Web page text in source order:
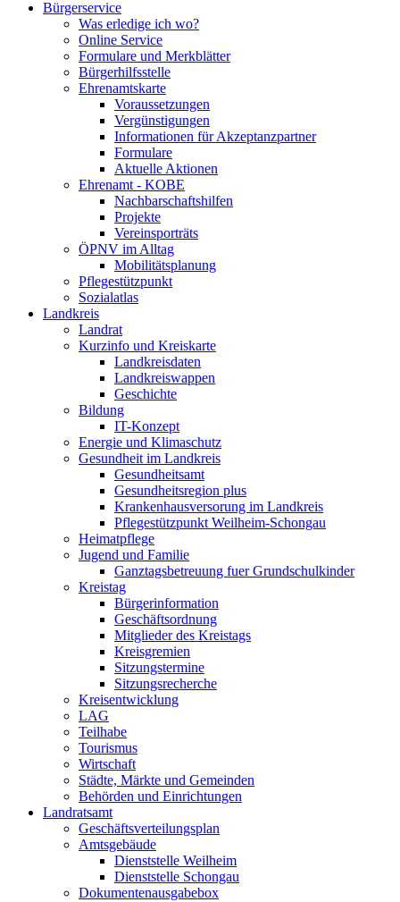
Bürgerservice
Was erledige ich wo?
Online Service
Formulare und Merkblätter
Bürgerhilfsstelle
Ehrenamtskarte
Voraussetzungen
Vergünstigungen
Informationen für Akzeptanzpartner
Formulare
Aktuelle Aktionen
Ehrenamt - KOBE
Nachbarschaftshilfen
Projekte
Vereinsporträts
ÖPNV im Alltag
Mobilitätsplanung
Pflegestützpunkt
Sozialatlas
Landkreis
Landrat
Kurzinfo und Kreiskarte
Landkreisdaten
Landkreiswappen
Geschichte
Bildung
IT-Konzept
Energie und Klimaschutz
Gesundheit im Landkreis
Gesundheitsamt
Gesundheitsregion plus
Krankenhausversorung im Landkreis
Pflegestützpunkt Weilheim-Schongau
Heimatpflege
Jugend und Familie
Ganztagsbetreuung fuer Grundschulkinder
Kreistag
Bürgerinformation
Geschäftsordnung
Mitglieder des Kreistags
Kreisgremien
Sitzungstermine
Sitzungsrecherche
Kreisentwicklung
LAG
Teilhabe
Tourismus
Wirtschaft
Städte, Märkte und Gemeinden
Behörden und Einrichtungen
Landratsamt
Geschäftsverteilungsplan
Amtsgebäude
Dienststelle Weilheim
Dienststelle Schongau
Dokumentenausgabebox